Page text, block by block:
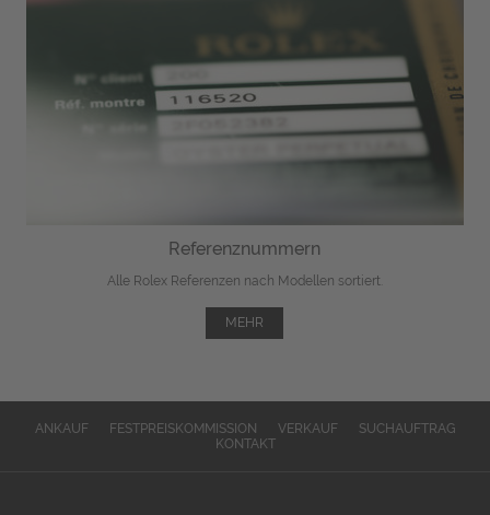
Referenznummern
Alle Rolex Referenzen nach Modellen sortiert.
MEHR
ANKAUF FESTPREISKOMMISSION VERKAUF
SUCHAUFTRAG
KONTAKT